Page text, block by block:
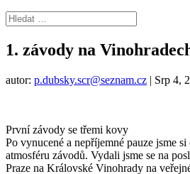
1. závody na
autor: p.dubsky.scr@seznam.cz | Srp 4,
První závody se třemi kovy
Po vynucené a nepříjemné pauze jsme
atmosféru závodů. Vydali jsme se na
Praze na Královské Vinohrady na